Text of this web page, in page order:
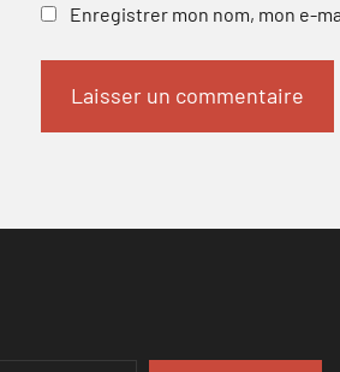
Enregistrer mon nom, mon e-